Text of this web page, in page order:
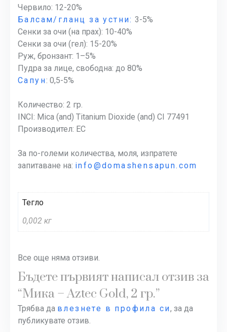
Червило: 12-20%
Балсам/гланц за устни: 3-5%
Сенки за очи (на прах): 10-40%
Сенки за очи (гел): 15-20%
Руж, бронзант: 1–5%
Пудра за лице, свободна: до 80%
Сапун: 0,5-5%
Количество: 2 гр.
INCI: Mica (and) Titanium Dioxide (and) CI 77491
Производител: EC
За по-големи количества, моля, изпратете
запитаване на: info@domashensapun.com
Тегло
0,002 кг
Все още няма отзиви.
Бъдете първият написал отзив за
“Мика – Aztec Gold, 2 гр.”
Трябва да влезнете в профила си, за да
публикувате отзив.